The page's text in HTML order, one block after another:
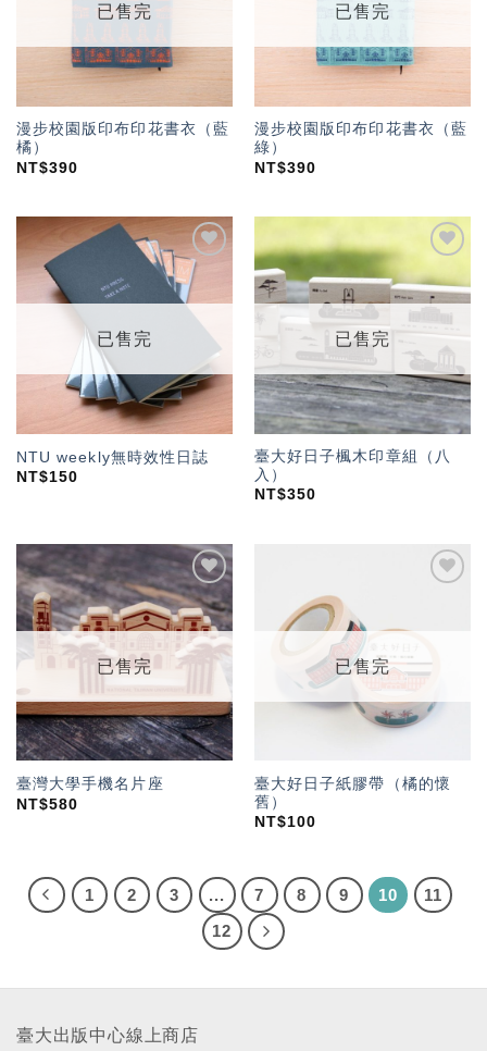
已售完
漫步校園版印布印花書衣（藍
橘）
NT$390
已售完
漫步校園版印布印花書衣（藍
綠）
NT$390
加入
望輕
單」
已售完
NTU weekly無時效性日誌
NT$150
「願
望輕
單」
已售完
臺大好日子楓木印章組（八
入）
NT$350
加入
「願
望輕
單」
已售完
臺灣大學手機名片座
NT$580
已售完
臺大好日子紙膠帶（橘的懷
舊）
NT$100
1 2 3 ... 7 8 9 10
11
12
臺大出版中心線上商店